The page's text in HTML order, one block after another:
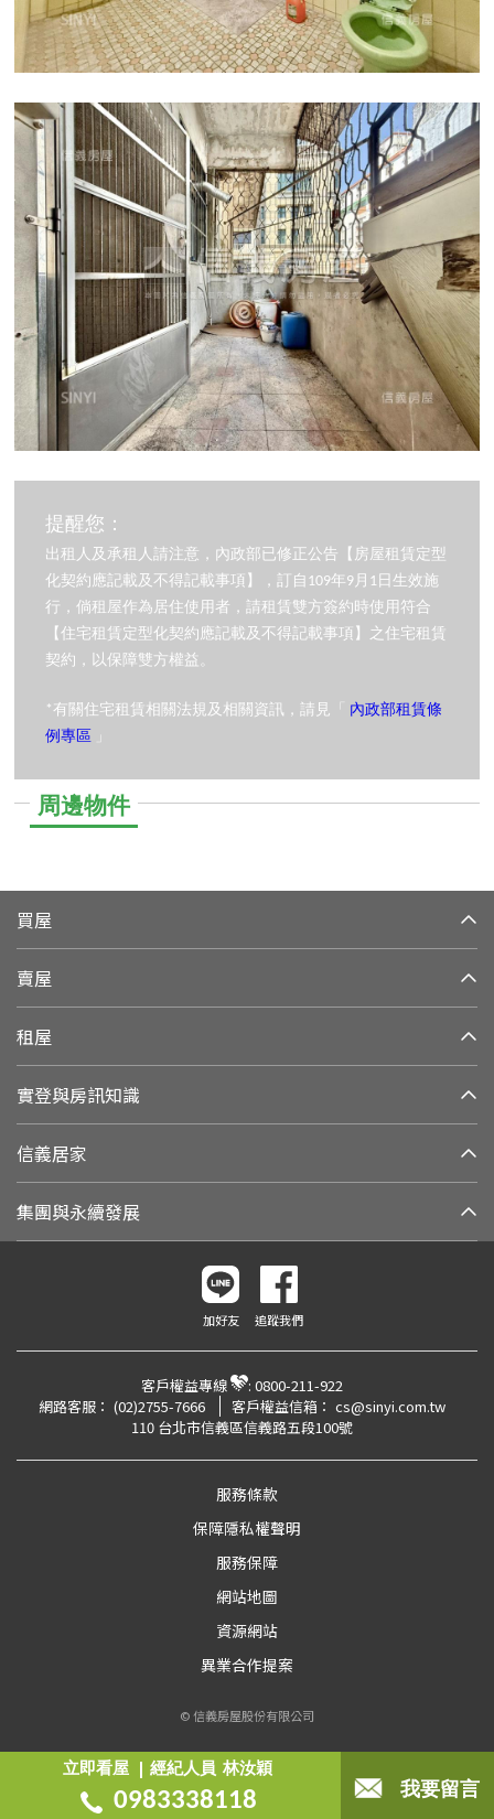
立即看屋 經紀人員 林汝穎
0983338118 我要留言
提醒您：
出租人及承租人請注意，內政部已修正公告【房屋租賃定型
化契約應記載及不得記載事項】，訂自109年9月1日生效施
行，倘租屋作為居住使用者，請租賃雙方簽約時使用符合
【住宅租賃定型化契約應記載及不得記載事項】之住宅租賃
契約，以保障雙方權益。
*有關住宅租賃相關法規及相關資訊，請見「 內政部租賃條
例專區 」
周邊物件
買屋
賣屋
租屋
實登與房訊知識
信義居家
集團與永續發展
加好友 追蹤我們
客戶權益專線 : 0800-211-922
網路客服： (02)2755-7666 客戶權益信箱： cs@sinyi.com.tw
110 台北市信義區信義路五段100號
服務條款
保障隱私權聲明
服務保障
網站地圖
資源網站
異業合作提案
© 信義房屋股份有限公司